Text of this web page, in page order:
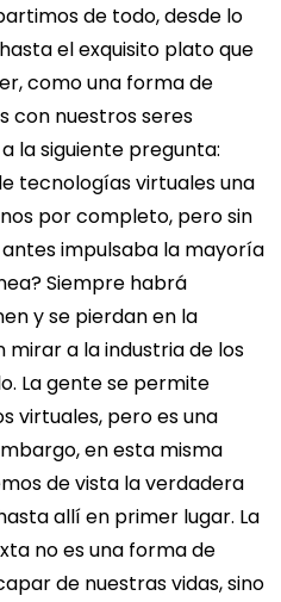
de todo, desde lo
el exquisito plato que
como una forma de
con nuestros seres
la siguiente pregunta:
tecnologías virtuales una
por completo, pero sin
impulsaba la mayoría
Siempre habrá
y se pierdan en la
a la industria de los
La gente se permite
virtuales, pero es una
en esta misma
de vista la verdadera
allí en primer lugar. La
no es una forma de
de nuestras vidas, sino